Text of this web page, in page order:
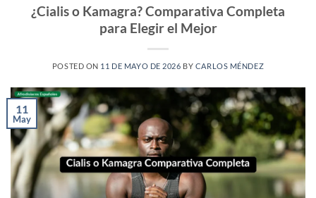
¿Cialis o Kamagra? Comparativa Completa
para Elegir el Mejor
POSTED ON 11 DE MAYO DE 2026 BY CARLOS MÉNDEZ
11
May